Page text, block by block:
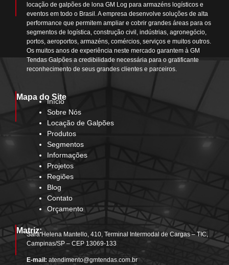
locação de galpões de lona GM Log para armazéns logísticos e
eventos em todo o Brasil. A empresa desenvolve soluções de alta
performance que permitem ampliar e cobrir grandes áreas para os
segmentos de logística, construção civil, indústrias, agronegócio,
portos, aeroportos, armazéns, comércios, serviços e muitos outros.
Os muitos anos de experiência neste mercado garantem à GM
Tendas Galpões a credibilidade necessária para o gratificante
reconhecimento de seus grandes clientes e parceiros.
Mapa do Site
Início
Sobre Nós
Locação de Galpões
Produtos
Segmentos
Informações
Projetos
Regiões
Blog
Contato
Orçamento
Matriz:
Sara Helena Mantello, 410, Terminal Intermodal de Cargas – TIC,
Campinas/SP – CEP 13069-133
E-mail: atendimento@gmtendas.com.br